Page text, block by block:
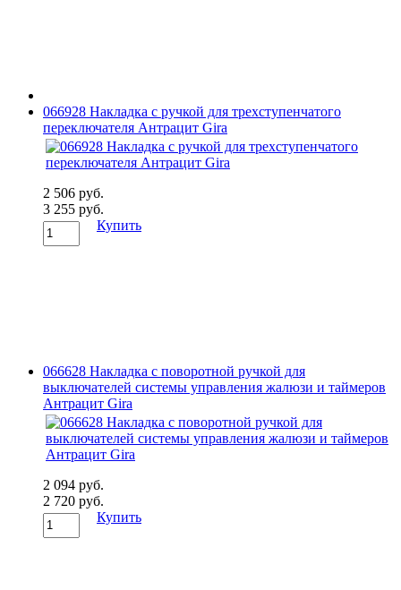
066928 Накладка с ручкой для трехступенчатого
переключателя Антрацит Gira
2 506 руб.
3 255 руб.
Купить
066628 Накладка с поворотной ручкой для
выключателей системы управления жалюзи и таймеров
Антрацит Gira
2 094 руб.
2 720 руб.
Купить